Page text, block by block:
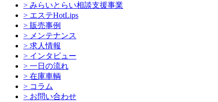
> みらいとらい相談支援事業
> エステHotLips
> 販売事例
> メンテナンス
> 求人情報
> インタビュー
> 一日の流れ
> 在庫車輌
> コラム
> お問い合わせ